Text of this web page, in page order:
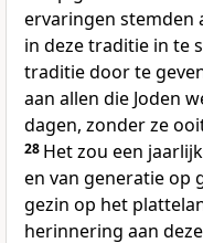
ervaringen stemden
in deze traditie in te
traditie door te
aan allen die Joden
dagen, zonder ze
28 Het zou een
en van generatie op
gezin op het
herinnering aan